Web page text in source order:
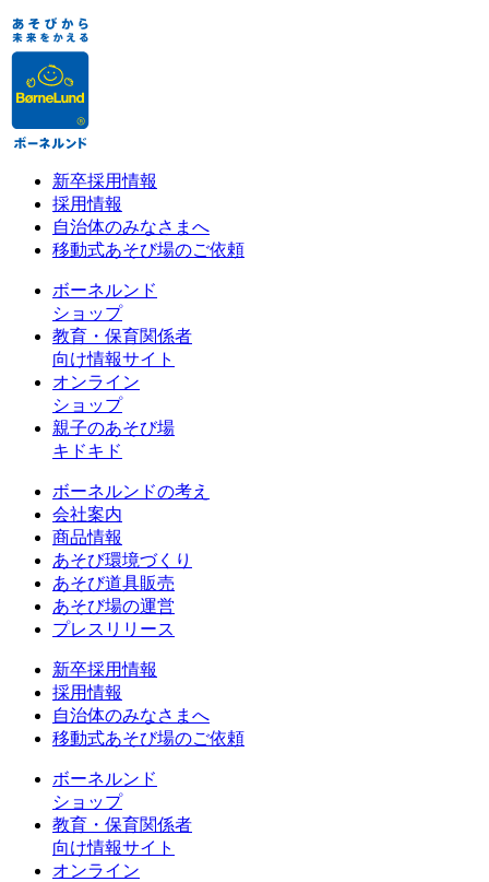
新卒採用情報
採用情報
自治体のみなさまへ
移動式あそび場のご依頼
ボーネルンド
ショップ
教育・保育関係者
向け情報サイト
オンライン
ショップ
親子のあそび場
キドキド
ボーネルンドの考え
会社案内
商品情報
あそび環境づくり
あそび道具販売
あそび場の運営
プレスリリース
新卒採用情報
採用情報
自治体のみなさまへ
移動式あそび場のご依頼
ボーネルンド
ショップ
教育・保育関係者
向け情報サイト
オンライン